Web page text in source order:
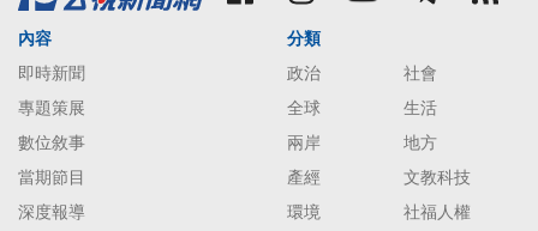
內容
即時新聞
專題策展
數位敘事
當期節目
深度報導
分類
政治
社會
全球
生活
兩岸
地方
產經
文教科技
環境
社福人權